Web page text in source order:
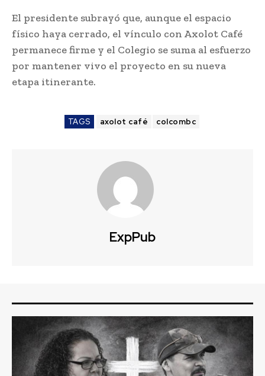
El presidente subrayó que, aunque el espacio
físico haya cerrado, el vínculo con Axolot Café
permanece firme y el Colegio se suma al esfuerzo
por mantener vivo el proyecto en su nueva
etapa itinerante.
TAGS axolot café colcombc
ExpPub